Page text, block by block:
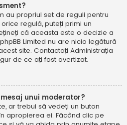
au propriul set de reguli pentru
regulă, puteți primi un
că aceasta este o decizie a
Limited nu are nicio legătură
site. Contactați Administrația
de ce ați fost avertizat.
unui moderator?
ar trebui să vedeți un buton
apropierea ei. Făcând clic pe